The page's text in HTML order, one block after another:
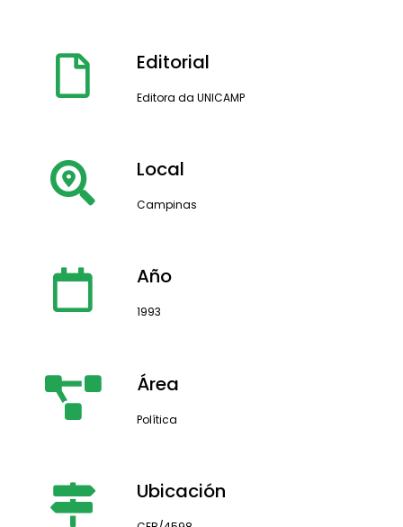
Editorial
Editora da UNICAMP
Local
Campinas
Año
1993
Área
Política
Ubicación